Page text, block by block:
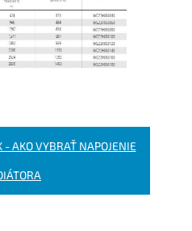
- AKO VYBRAŤ NAPOJENIE